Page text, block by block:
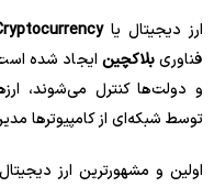
ارز دیجیتال یا
فناوریبلاکچین ایجاد شده
و دولت‌ها کنترل می‌شوند،
توسط شبکه‌ای از کامپیوترها
اولین و مشهورترین ارز